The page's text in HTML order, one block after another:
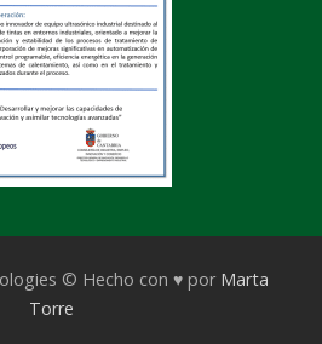
© Hecho con ♥ por Marta
Torre